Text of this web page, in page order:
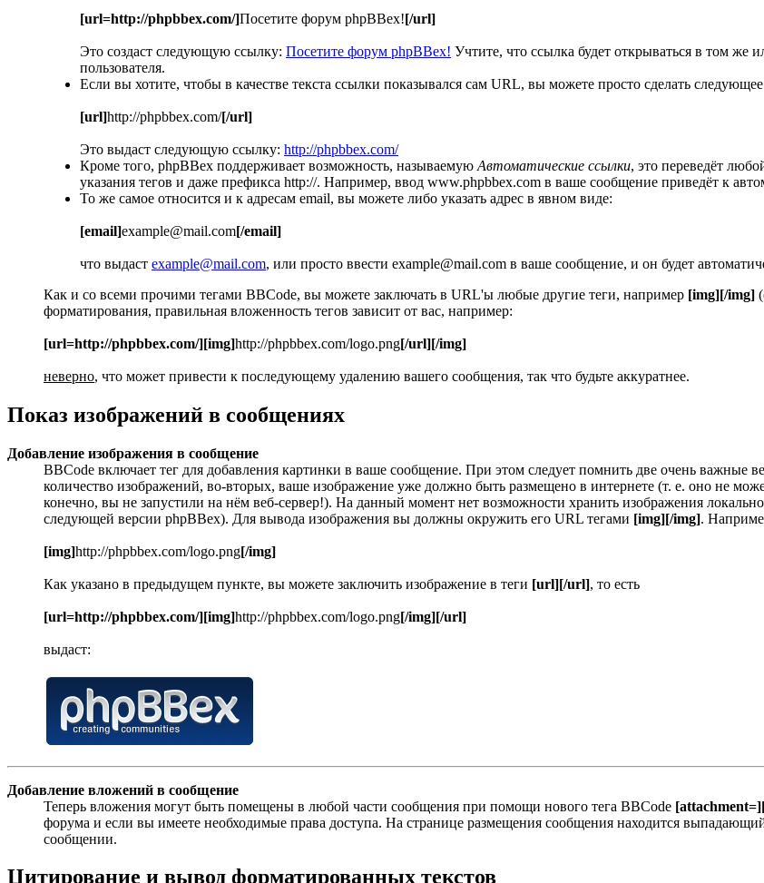
[url=http://phpbbex.com/]Посетите форум phpBBex![/url]
Это создаст следующую ссылку: Посетите форум phpBBex! Учтите, что ссылка будет открываться в том же
пользователя.
Если вы хотите, чтобы в качестве текста ссылки показывался сам URL, вы можете просто сделать
[url]http://phpbbex.com/[/url]
Это выдаст следующую ссылку: http://phpbbex.com/
Кроме того, phpBBex поддерживает возможность, называемую Автоматические ссылки, это переведёт
указания тегов и даже префикса http://. Например, ввод www.phpbbex.com в ваше сообщение приведёт к
То же самое относится и к адресам email, вы можете либо указать адрес в явном виде:
[email]example@mail.com[/email]
что выдаст example@mail.com, или просто ввести example@mail.com в ваше сообщение, и он будет
Как и со всеми прочими тегами BBCode, вы можете заключать в URL'ы любые другие теги, например [img][/img]
форматирования, правильная вложенность тегов зависит от вас, например:
[url=http://phpbbex.com/][img]http://phpbbex.com/logo.png[/url][/img]
неверно, что может привести к последующему удалению вашего сообщения, так что будьте аккуратнее.
Показ изображений в сообщениях
Добавление изображения в сообщение
BBCode включает тег для добавления картинки в ваше сообщение. При этом следует помнить две очень важные
количество изображений, во-вторых, ваше изображение уже должно быть размещено в интернете (т. е. оно не
конечно, вы не запустили на нём веб-сервер!). На данный момент нет возможности хранить изображения
следующей версии phpBBex). Для вывода изображения вы должны окружить его URL тегами [img][/img].
[img]http://phpbbex.com/logo.png[/img]
Как указано в предыдущем пункте, вы можете заключить изображение в теги [url][/url], то есть
[url=http://phpbbex.com/][img]http://phpbbex.com/logo.png[/img][/url]
выдаст:
Добавление вложений в сообщение
Теперь вложения могут быть помещены в любой части сообщения при помощи нового тега BBCode
форума и если вы имеете необходимые права доступа. На странице размещения сообщения находится
сообщении.
Цитирование и вывод форматированных текстов